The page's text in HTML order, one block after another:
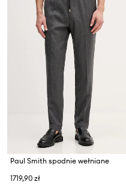
Paul Smith spodnie wełniane
1719,90 zł